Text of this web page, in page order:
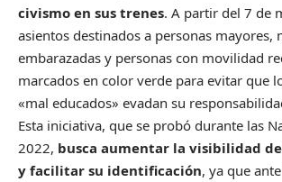
civismo en sus trenes. A partir del 7 de
asientos destinados a personas mayores,
embarazadas y personas con movilidad
marcados en color verde para evitar que
«mal educados» evadan su
Esta iniciativa, que se probó durante las
2022, busca aumentar la visibilidad
y facilitar su identificación, ya que